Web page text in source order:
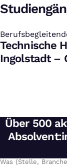
Zertifikate
:
Technische
Ingolstadt –
Über 500
Was (Stelle,